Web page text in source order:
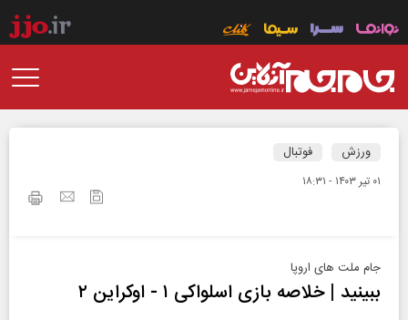
ورزش فوتبال
۰۱ تير ۱۴۰۳ - ۱۸:۳۱
جام ملت های اروپا
ببینید | خلاصه بازی اسلواکی ۱ - اوکراین ۲